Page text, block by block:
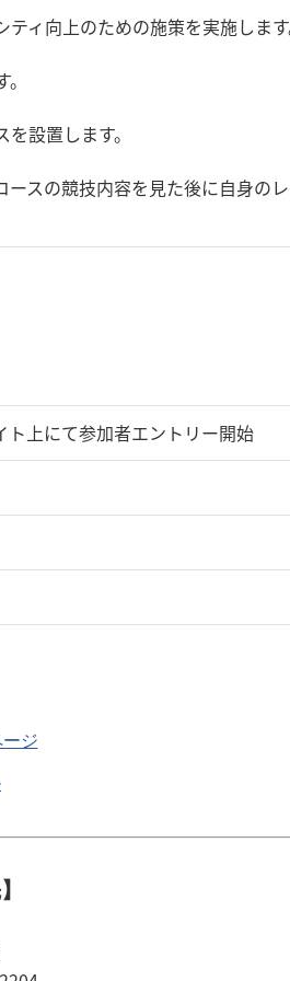
ィ向上のための施策を実施しま
設置します。
スの競技内容を見た後に自身の
ト上にて参加者エントリー開始
ジ